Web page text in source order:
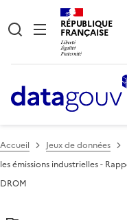
RÉPUBLIQUE
FRANÇAISE
Accueil Jeux de données
les émissions industrielles -
DROM